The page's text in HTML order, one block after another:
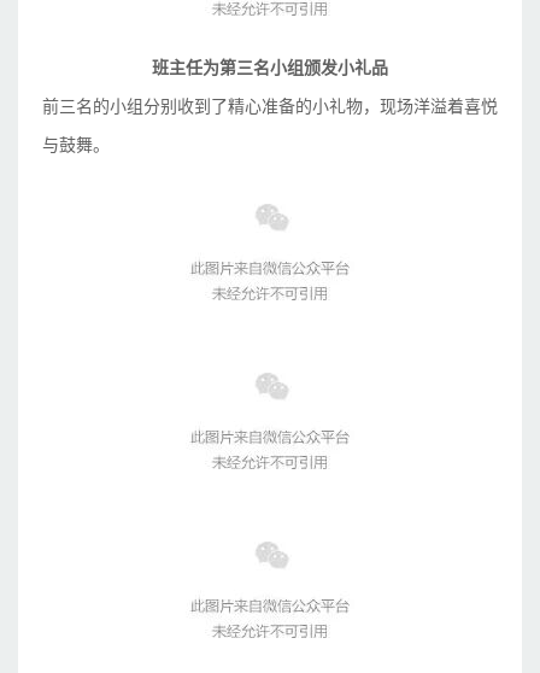
班主任为第三名小组颁发小礼品
前三名的小组分别收到了精心准备的小礼物，现场洋溢着喜悦
与鼓舞。